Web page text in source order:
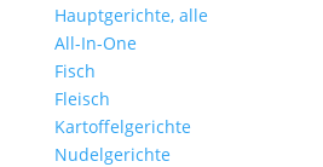
Hauptgerichte, alle
All-In-One
Fisch
Fleisch
Kartoffelgerichte
Nudelgerichte